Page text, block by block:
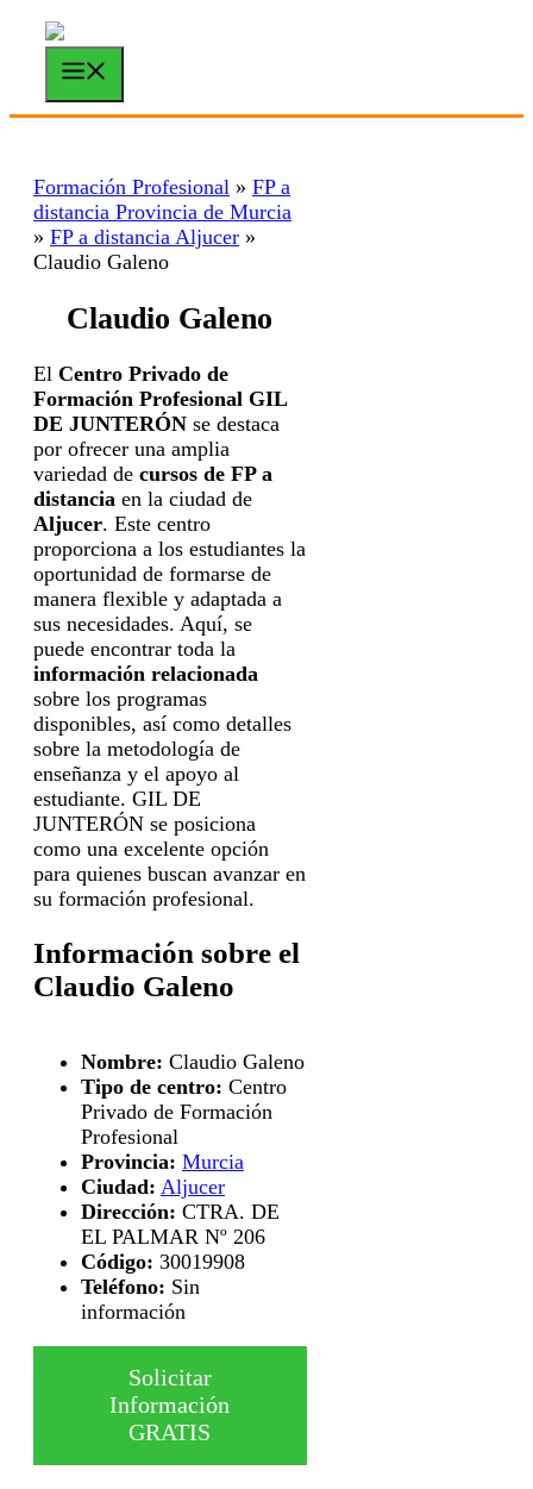
Saltar
contenido
Formación Profesional » FP a
distancia Provincia de Murcia
» FP a distancia Aljucer »
Claudio Galeno
Claudio Galeno
El Centro Privado de
Formación Profesional GIL
DE JUNTERÓN se destaca
por ofrecer una amplia
variedad de cursos de FP a
distancia en la ciudad de
Aljucer. Este centro
proporciona a los estudiantes la
oportunidad de formarse de
manera flexible y adaptada a
sus necesidades. Aquí, se
puede encontrar toda la
información relacionada
sobre los programas
disponibles, así como detalles
sobre la metodología de
enseñanza y el apoyo al
estudiante. GIL DE
JUNTERÓN se posiciona
como una excelente opción
para quienes buscan avanzar en
su formación profesional.
Información sobre el
Claudio Galeno
Nombre: Claudio Galeno
Tipo de centro: Centro
Privado de Formación
Profesional
Provincia: Murcia
Ciudad: Aljucer
Dirección: CTRA. DE
EL PALMAR Nº 206
Código: 30019908
Teléfono: Sin
información
Solicitar
Información
GRATIS